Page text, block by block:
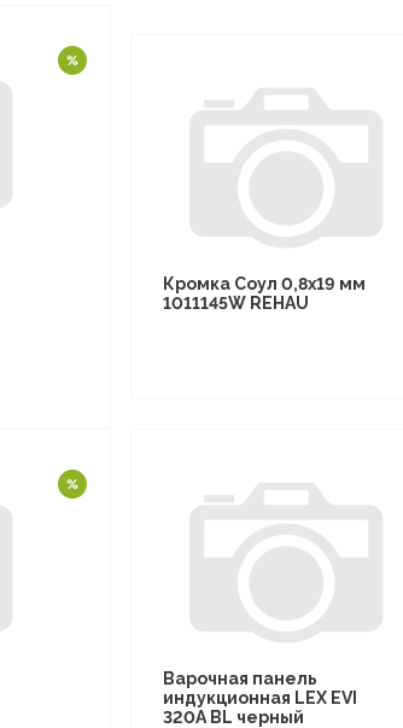
Кромка Соул 0,8х19 мм
1011145W REHAU
Варочная панель
индукционная LEX EVI
320A BL черный